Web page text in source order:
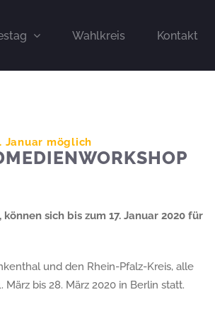
Wahlkreis Kontakt
Januar möglich
sich bis zum 17. Januar 2020 für
und den Rhein-Pfalz-Kreis, alle
bis 28. März 2020 in Berlin statt.